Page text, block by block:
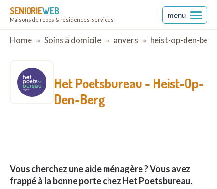
SENIORIEWEB
Maisons de repos & résidences-services
menu
Breadcrumb
Home Soins à domicile anvers heist-op-den-berg
Het Poetsbureau - Heist-Op-
Den-Berg
Vous cherchez une aide ménagère ? Vous avez
frappé à la bonne porte chez Het Poetsbureau.